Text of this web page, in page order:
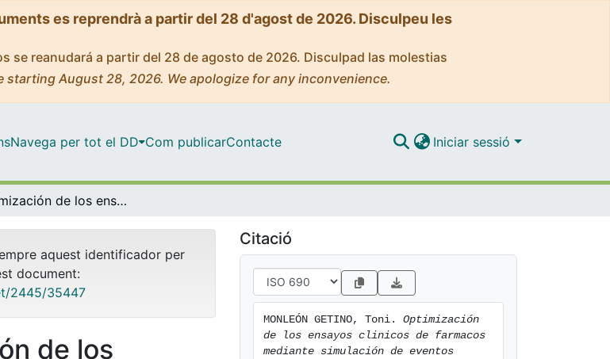
es reprendrà a partir del 28 d'agost de 2026. Disculpeu les
se reanudará a partir del 28 de agosto de 2026. Disculpad las molestias
August 28, 2026. We apologize for any inconvenience.
Navega per tot el DD Com publicarContacte Iniciar sessió
Optimización de los ensayos clinicos de farmacos mediante simulación de eventos discretos, su modelización, validación, verificación y la mejora de la calidad de sus datos
aquest identificador per
document:
2445/35447
de los
Citació
MONLEÓN GETINO, Toni. Optimización
de los ensayos clinicos de farmacos
mediante simulación de eventos